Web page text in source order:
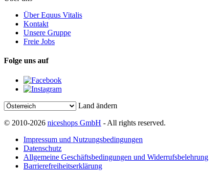
Über Equus Vitalis
Kontakt
Unsere Gruppe
Freie Jobs
Folge uns auf
Land ändern
© 2010-2026 niceshops GmbH - All rights reserved.
Impressum und Nutzungsbedingungen
Datenschutz
Allgemeine Geschäftsbedingungen und Widerrufsbelehrung
Barrierefreiheitserklärung